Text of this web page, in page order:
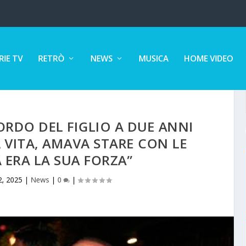
TV RETRÒ NEWS MUSICA HOME VIDEO
DEL FIGLIO A DUE ANNI
AMAVA STARE CON LE
LA SUA FORZA”
2025 | News |0 |